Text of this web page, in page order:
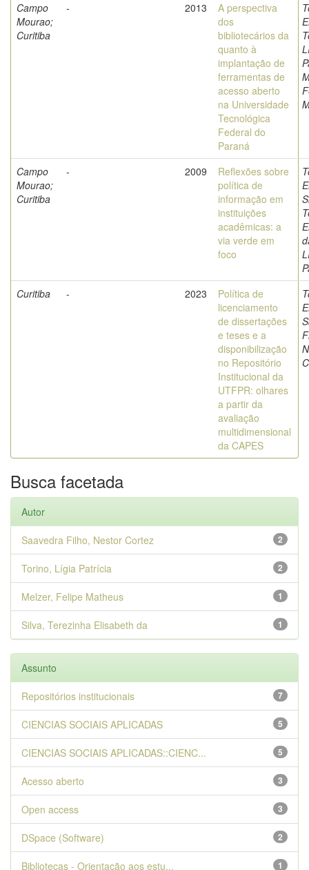
Campo
Mourao;
Curitiba
- 2013
A perspectiva
dos
bibliotecários da
quanto à
implantação de
ferramentas de
acesso aberto
na Universidade
Tecnológica
Federal do
Paraná
Campo
Mourao;
Curitiba
- 2009
Reflexões sobre
política de
informação em
instituições
acadêmicas: a
via verde em
foco
Curitiba
- 2023
Política de
licenciamento
de dissertações
e teses e a
disponibilização
no Repositório
Institucional da
UTFPR: olhares
a partir da
avaliação
multidimensional
da CAPES
Busca facetada
Autor
2
Saavedra Filho, Nestor Cortez
2
Torino, Lígia Patrícia
1
Melzer, Felipe Matheus
1
Silva, Terezinha Elisabeth da
Assunto
7
Repositórios institucionais
5
CIENCIAS SOCIAIS APLICADAS
5
CIENCIAS SOCIAIS APLICADAS::CIENC...
3
Acesso aberto
3
Open access
2
DSpace (Software)
1
Bibliotecas - Orientação aos estu...